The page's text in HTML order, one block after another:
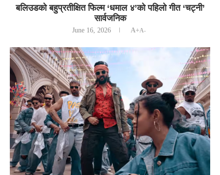
बलिउडको बहुप्रतीक्षित फिल्म ‘धमाल ४’को पहिलो गीत ‘चट्नी’
सार्वजनिक
June 16, 2026 A+A-